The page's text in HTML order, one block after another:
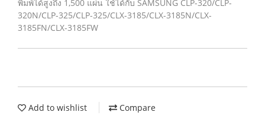
พิมพ์ได้สูงถึง 1,500 แผ่น ใช้ได้กับ SAMSUNG CLP-320/CLP-
320N/CLP-325/CLP-325/CLX-3185/CLX-3185N/CLX-
3185FN/CLX-3185FW
Add to wishlist Compare